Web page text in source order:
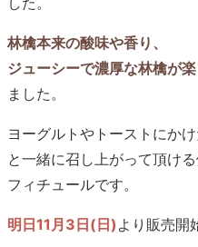
林檎本来の酸味や香り、
ジューシーで濃厚な林檎が
ました。
ヨーグルトやトーストにか
と一緒に召し上がって頂け
フィチュールです。
明日11月3日(日) より販売開